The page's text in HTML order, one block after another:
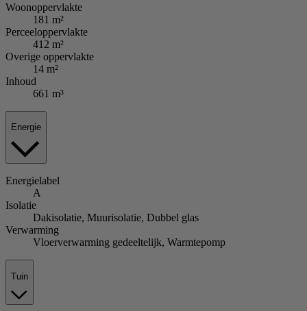
Woonoppervlakte
181 m²
Perceeloppervlakte
412 m²
Overige oppervlakte
14 m²
Inhoud
661 m³
Energie
Energielabel
A
Isolatie
Dakisolatie, Muurisolatie, Dubbel glas
Verwarming
Vloerverwarming gedeeltelijk, Warmtepomp
Tuin